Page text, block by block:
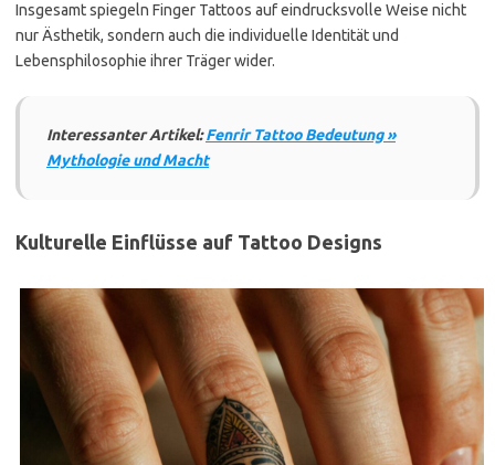
Insgesamt spiegeln Finger Tattoos auf eindrucksvolle Weise nicht
nur Ästhetik, sondern auch die individuelle Identität und
Lebensphilosophie ihrer Träger wider.
Interessanter Artikel:Fenrir Tattoo Bedeutung »
Mythologie und Macht
Kulturelle Einflüsse auf Tattoo Designs